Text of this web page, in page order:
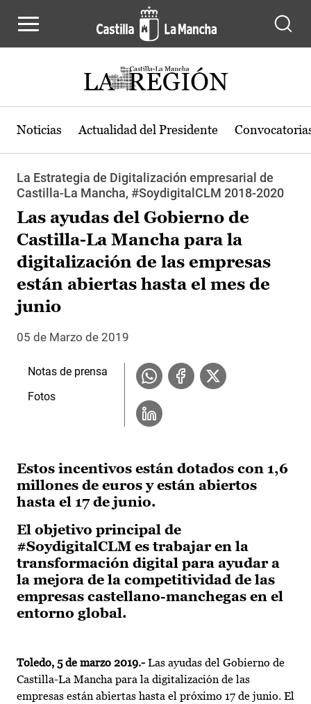
Noticias Actualidad del Presidente
La Estrategia de Digitalización empresarial de
Castilla-La Mancha, #SoydigitalCLM 2018-2020
Las ayudas del Gobierno de
Castilla-La Mancha para la
digitalización de las empresas
están abiertas hasta el mes de
junio
05 de Marzo de 2019
Estos incentivos están dotados con 1,6
millones de euros y están abiertos
hasta el 17 de junio.
El objetivo principal de
#SoydigitalCLM es trabajar en la
transformación digital para ayudar a
la mejora de la competitividad de las
empresas castellano-manchegas en el
entorno global.
Toledo, 5 de marzo 2019.- Las ayudas del Gobierno de
Castilla-La Mancha para la digitalización de las
empresas están abiertas hasta el próximo 17 de junio. El
Notas de prensa
Fotos